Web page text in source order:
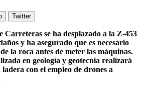
Twitter
Carreteras se ha desplazado a la Z-453
y ha asegurado que es necesario
la roca antes de meter las máquinas.
en geología y geotecnia realizará
con el empleo de drones a